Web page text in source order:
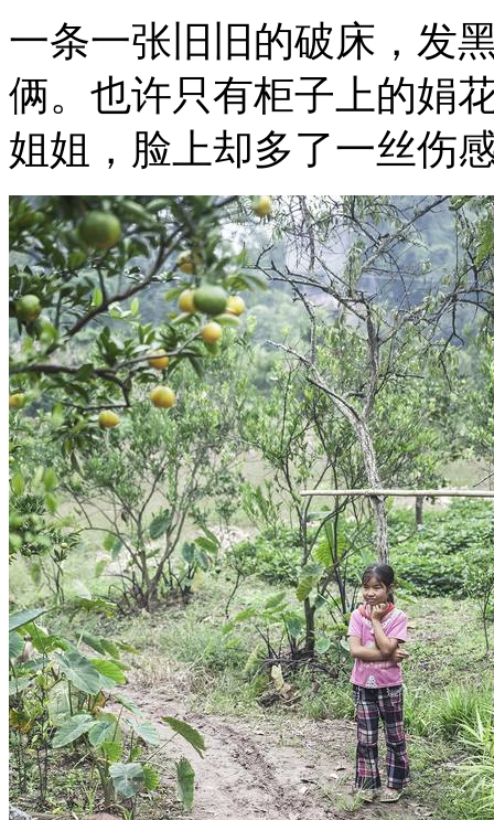
一条一张旧旧的破床，发
俩。也许只有柜子上的娟
姐姐，脸上却多了一丝伤